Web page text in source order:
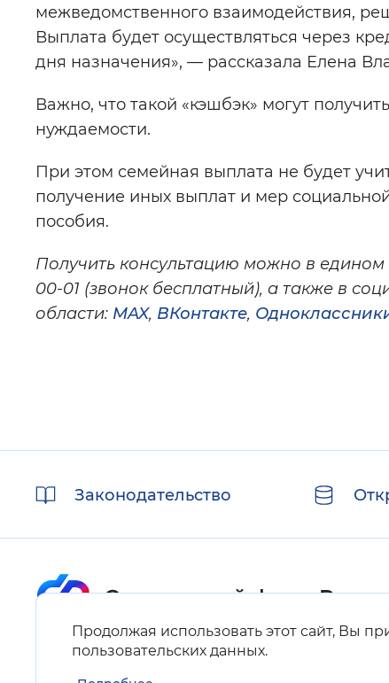
межведомственного взаимодействия,
Выплата будет осуществляться через
дня назначения», — рассказала Елена
Важно, что такой «кэшбэк» могут
нуждаемости.
При этом семейная выплата не будет
получение иных выплат и мер
пособия.
Получить консультацию можно в
00-01 (звонок бесплатный), а также в
области: MAX, ВКонтакте,
Продолжая использовать этот сайт, Вы
пользовательских данных.
ссылкиЗаконодательство
Карта сайта